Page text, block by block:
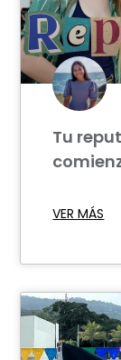
Tu
VER MÁS